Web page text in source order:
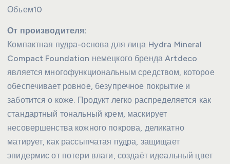
Объем10
От производителя:
Компактная пудра-основа для лица Hydra Mineral
Compact Foundation немецкого бренда Artdeco
является многофункциональным средством, которое
обеспечивает ровное, безупречное покрытие и
заботится о коже. Продукт легко распределяется как
стандартный тональный крем, маскирует
несовершенства кожного покрова, деликатно
матирует, как рассыпчатая пудра, защищает
эпидермис от потери влаги, создаёт идеальный цвет